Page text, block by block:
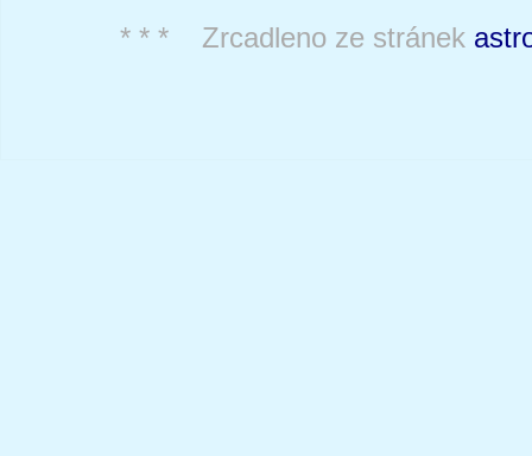
* * * Zrcadleno ze stránek